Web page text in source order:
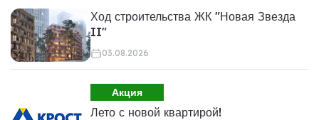
Ход строительства ЖК "Новая Звезда
II"
03.08.2026
Акция
Лето с новой квартирой!